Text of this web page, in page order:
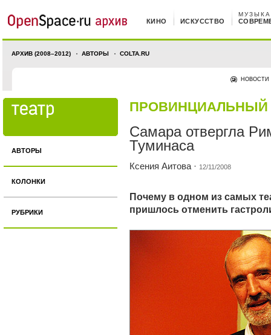
КИНО ИСКУССТВО
МУЗЫКА
АРХИВ (2008–2012) АВТОРЫ COLTA.RU
НОВОСТИ
АВТОРЫ
КОЛОНКИ
РУБРИКИ
ПРОВИНЦИАЛЬНЫЙ
Самара отвергла
Туминаса
Ксения Аитова · 12/11/2008
Почему в одном из самых
пришлось отменить